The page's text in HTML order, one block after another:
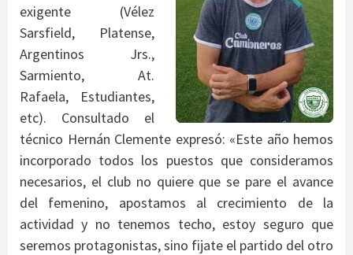
exigente (Vélez
Sarsfield, Platense,
Argentinos Jrs.,
Sarmiento, At.
Rafaela, Estudiantes,
etc). Consultado el
técnico Hernán Clemente expresó: «Este año hemos
incorporado todos los puestos que consideramos
necesarios, el club no quiere que se pare el avance
del femenino, apostamos al crecimiento de la
actividad y no tenemos techo, estoy seguro que
seremos protagonistas, sino fijate el partido del otro